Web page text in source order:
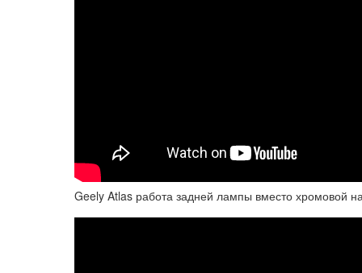
Geely Atlas работа задней лампы вместо хромовой